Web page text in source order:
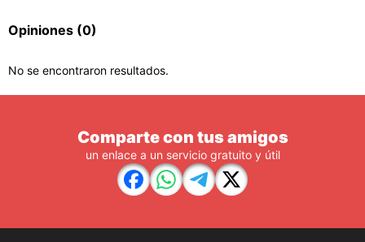
Opiniones (0)
No se encontraron resultados.
Comparte con tus amigos
un enlace a un servicio gratuito y útil